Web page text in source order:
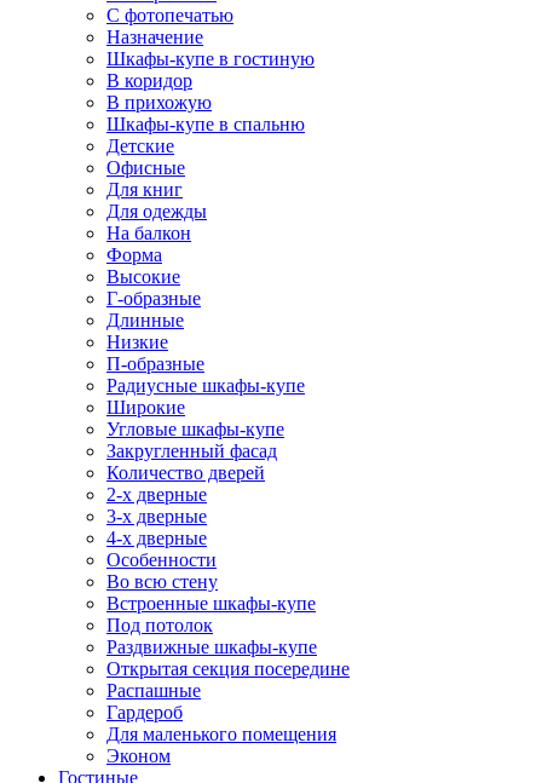
С фотопечатью
Назначение
Шкафы-купе в гостиную
В коридор
В прихожую
Шкафы-купе в спальню
Детские
Офисные
Для книг
Для одежды
На балкон
Форма
Высокие
Г-образные
Длинные
Низкие
П-образные
Радиусные шкафы-купе
Широкие
Угловые шкафы-купе
Закругленный фасад
Количество дверей
2-х дверные
3-х дверные
4-х дверные
Особенности
Во всю стену
Встроенные шкафы-купе
Под потолок
Раздвижные шкафы-купе
Открытая секция посередине
Распашные
Гардероб
Для маленького помещения
Эконом
Гостиные